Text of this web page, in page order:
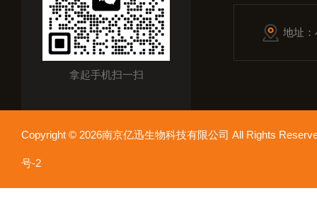
拿起手机扫一扫
地址
Copyright © 2026南京亿迅生物科技有限公司 All Rights
号-2